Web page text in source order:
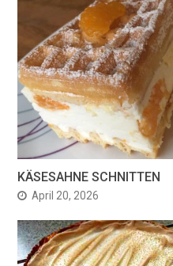
KÄSESAHNE SCHNITTEN
April 20, 2026